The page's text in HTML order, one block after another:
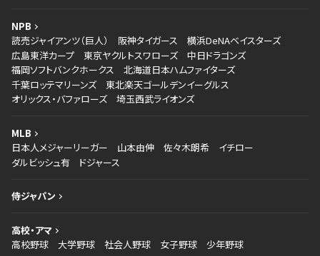
NPB
読売ジャイアンツ（巨人）
阪神タイガース
横浜DeNAベイスターズ
広島東洋カープ
東京ヤクルトスワローズ
中日ドラゴンズ
福岡ソフトバンクホークス
北海道日本ハムファイターズ
千葉ロッテマリーンズ
東北楽天ゴールデンイーグルス
オリックス・バファローズ
埼玉西武ライオンズ
MLB
日本人メジャーリーガー
山本由伸 佐々木朗希
イチロー
ダルビッシュ有
ドジャース
侍ジャパン
高校・アマ
高校野球
大学野球 社会人野球 女子野球 少年野球